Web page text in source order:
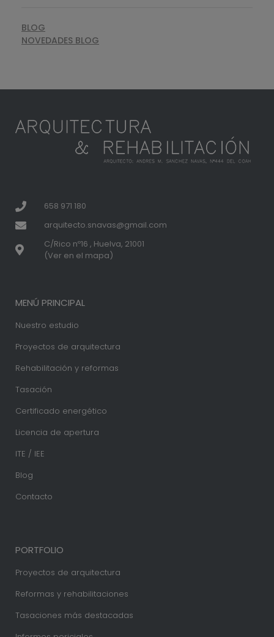
BLOG
NOVEDADES BLOG
658 971 180
arquitecto.snavas@gmail.com
C/Rico nº16 , Huelva, 21001
(Ver en el mapa)
MENÚ PRINCIPAL
Nuestro estudio
Proyectos de arquitectura
Rehabilitación y reformas
Tasación
Certificado energético
Licencia de apertura
ITE / IEE
Blog
Contacto
PORTFOLIO
Proyectos de arquitectura
Reformas y rehabilitaciones
Tasaciones más destacadas